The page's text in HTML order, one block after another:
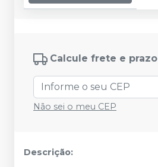
Calcule frete e prazo
Não sei o meu CEP
Descrição: